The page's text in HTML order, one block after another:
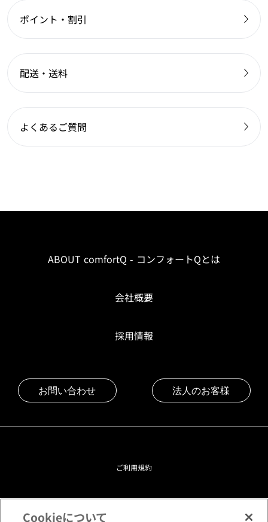
ポイント・割引
配送・送料
よくあるご質問
ABOUT comfortQ - コンフォートQとは
会社概要
採用情報
お問い合わせ 法人のお客様
ご利用規約
プライバシーポリシー
Cookieについて